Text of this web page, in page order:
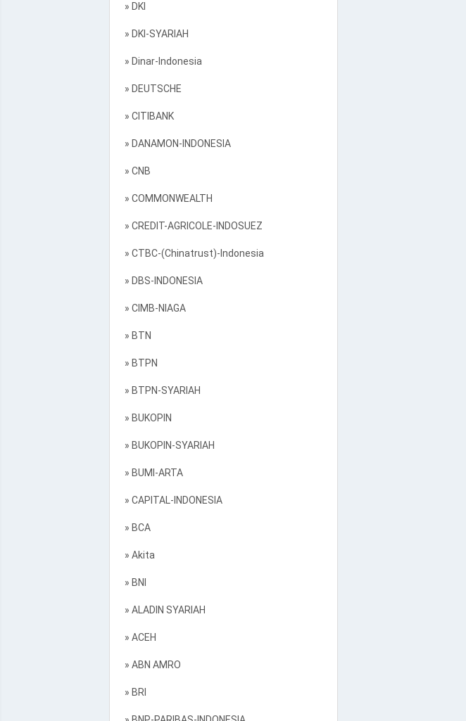
» DKI
» DKI-SYARIAH
» Dinar-Indonesia
» DEUTSCHE
» CITIBANK
» DANAMON-INDONESIA
» CNB
» COMMONWEALTH
» CREDIT-AGRICOLE-INDOSUEZ
» CTBC-(Chinatrust)-Indonesia
» DBS-INDONESIA
» CIMB-NIAGA
» BTN
» BTPN
» BTPN-SYARIAH
» BUKOPIN
» BUKOPIN-SYARIAH
» BUMI-ARTA
» CAPITAL-INDONESIA
» BCA
» Akita
» BNI
» ALADIN SYARIAH
» ACEH
» ABN AMRO
» BRI